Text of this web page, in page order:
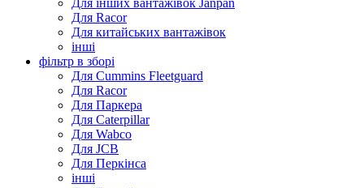
Для Racor
Для китайських вантажівок
інші
фільтр в зборі
Для Cummins Fleetguard
Для Racor
Для Паркера
Для Caterpillar
Для Wabco
Для JCB
Для Перкінса
інші